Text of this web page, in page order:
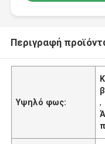
Περιγραφή
Υψηλό φως:
,